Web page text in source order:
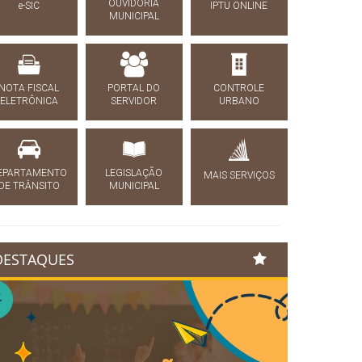
e-SIC
OUVIDORIA
MUNICIPAL
IPTU ONLINE
FISCAL
ELETRÔNICA
PORTAL DO
SERVIDOR
CONTROLE
URBANO
TRÂNSITO
LEGISLAÇÃO
MUNICIPAL
MAIS SERVIÇOS